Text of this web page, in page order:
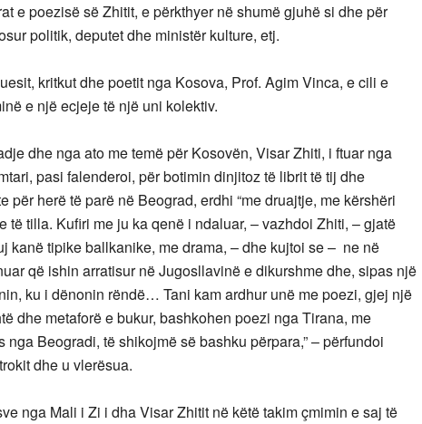
e poezisë së Zhitit, e përkthyer në shumë gjuhë si dhe për
politik, deputet dhe ministër kulture, etj.
kritkut dhe poetit nga Kosova, Prof. Agim Vinca, e cili e
e një ecjeje të një uni kolektiv.
dhe nga ato me temë për Kosovën, Visar Zhiti, i ftuar nga
pasi falenderoi, për botimin dinjitoz të librit të tij dhe
për herë të parë në Beograd, erdhi “me druajtje, me kërshëri
të tilla. Kufiri me ju ka qenë i ndaluar, – vazhdoi Zhiti, – gjatë
kanë tipike ballkanike, me drama, – dhe kujtoi se – ne në
që ishin arratisur në Jugosllavinë e dikurshme dhe, sipas një
ku i dënonin rëndë… Tani kam ardhur unë me poezi, gjej një
dhe metaforë e bukur, bashkohen poezi nga Tirana, me
Beogradi, të shikojmë së bashku përpara,” – përfundoi
dhe u vlerësua.
nga Mali i Zi i dha Visar Zhitit në këtë takim çmimin e saj të